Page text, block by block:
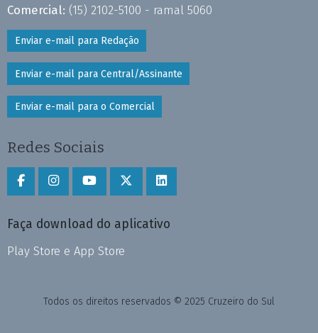
Comercial: (15) 2102-5100 - ramal 5060
Enviar e-mail para Redação
Enviar e-mail para Central/Assinante
Enviar e-mail para o Comercial
Redes Sociais
Faça download do aplicativo
Play Store e App Store
Todos os direitos reservados © 2025 Cruzeiro do Sul